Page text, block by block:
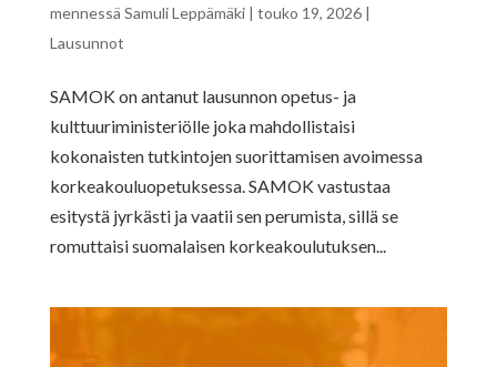
mennessä Samuli Leppämäki| touko 19, 2026|
Lausunnot
SAMOK on antanut lausunnon opetus- ja
kulttuuriministeriölle joka mahdollistaisi
kokonaisten tutkintojen suorittamisen avoimessa
korkeakouluopetuksessa. SAMOK vastustaa
esitystä jyrkästi ja vaatii sen perumista, sillä se
romuttaisi suomalaisen korkeakoulutuksen...